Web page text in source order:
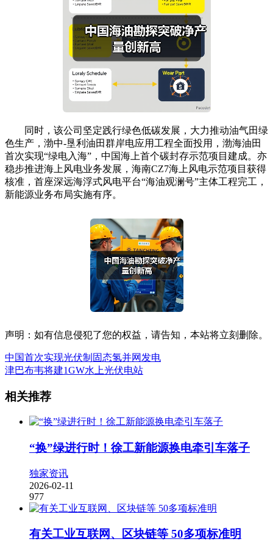
同时，该公司坚定践行绿色低碳发展，大力推动油气田绿
色生产，渤中-垦利油田群岸电应用工程全面投用，渤海油田
首次实现“绿电入海”，中国海上首个碳封存示范项目建成。亦
稳步推进海上风电业务发展，海南CZ7海上风电示范项目获得
核准，首座深远海浮式风电平台“海油观澜号”主体工程完工，
新能源业务布局实施有序。
声明：如有信息侵犯了您的权益，请告知，本站将立刻删除。
中国首次实现光伏制固态氢并网发电
津巴布韦将建1GW水上光伏电站
相关推荐
“换”绿进行时！徐工新能源换电牵引车落子
独家资讯
2026-02-11
977
有关工业互联网、区块链等 50多项标准明